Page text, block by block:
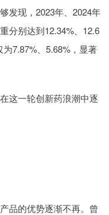
发现，2023年、2024年
分别达到12.34%、12.6
7.87%、5.68%，显著
这一轮创新药浪潮中逐
品的优势逐渐不再。曾